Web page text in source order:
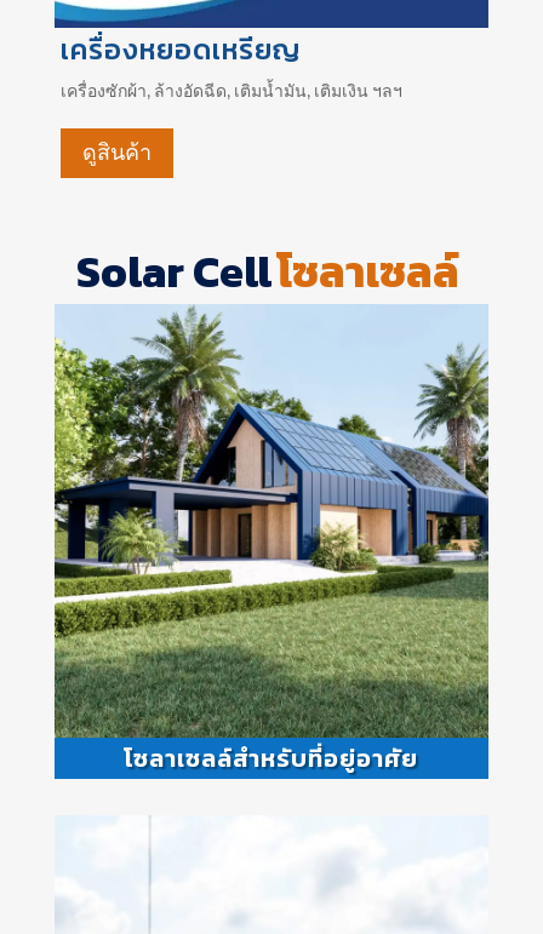
เครื่องหยอดเหรียญ
เครื่องซักผ้า, ล้างอัดฉีด, เติมน้ำมัน, เติมเงิน ฯลฯ
ดูสินค้า
Solar Cellโซลาเซลล์
โซลาเซลล์สำหรับที่อยู่อาศัย